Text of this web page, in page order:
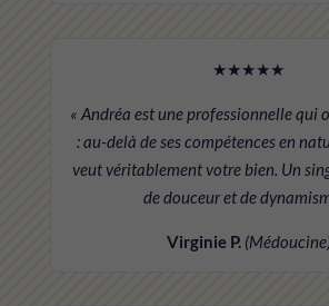
★★★★★
« Andréa est une professionnelle qui
: au-delà de ses compétences en
veut véritablement votre bien. Un
de douceur et de
Virginie P.